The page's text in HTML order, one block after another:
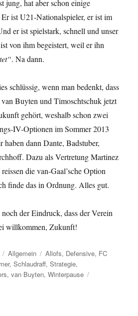
jung, hat aber schon einige
ist U21-Nationalspieler, er ist im
er ist spielstark, schnell und unser
von ihm begeistert, weil er ihn
. Na dann.
schlüssig, wenn man bedenkt, dass
van Buyten und Timoschtschuk jetzt
gehört, weshalb schon zwei
IV-Optionen im Sommer 2013
dann Dante, Badstuber,
Dazu als Vertretung Martinez
die van-Gaal’sche Option
finde das in Ordnung. Alles gut.
der Eindruck, dass der Verein
willkommen, Zukunft!
Kategorien
Allgemein Schlagwörter
Allofs, Defensive, FC
,Schlaudraff,Strategie,
,van Buyten,Winterpause